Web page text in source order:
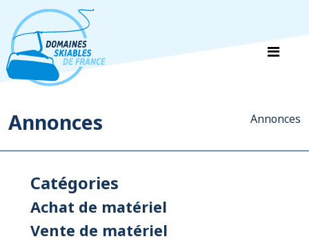
Annonces Annonces
Catégories
Achat de matériel
Vente de matériel
Panneau de gestion des cookies